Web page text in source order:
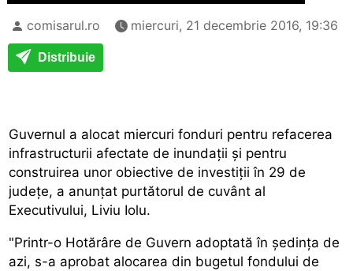
comisarul.ro miercuri, 21 decembrie 2016, 19:36
Distribuie
Guvernul a alocat miercuri fonduri pentru refacerea
infrastructurii afectate de inundații și pentru
construirea unor obiective de investiții în 29 de
județe, a anunțat purtătorul de cuvânt al
Executivului, Liviu Iolu.
"Printr-o Hotărâre de Guvern adoptată în ședința de
azi, s-a aprobat alocarea din bugetul fondului de